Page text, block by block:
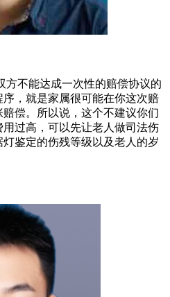
方不能达成一次性的赔偿协议的
，就是家属很可能在你这次赔
偿。所以说，这个不建议你们
过高，可以先让老人做司法伤
鉴定的伤残等级以及老人的岁